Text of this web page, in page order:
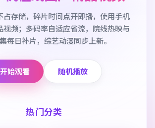
占存储，碎片时间点开即播，使用手机
视频；多码率自适应省流，院线热映与
每日补片，综艺动漫同步上新。
开始观看 随机播放
热门分类